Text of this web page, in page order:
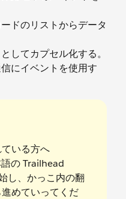
ドのリストからデータ
してカプセル化する。
にイベントを使用す
いる方へ
の Trailhead
し、かっこ内の翻
めていってくだ